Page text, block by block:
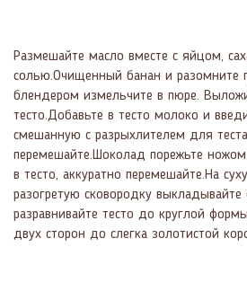
Размешайте масло вместе с яйцом,
солью.Очищенный банан и разомните
блендером измельчите в пюре.
тесто.Добавьте в тесто молоко и
смешанную с разрыхлителем для
перемешайте.Шоколад порежьте
в тесто, аккуратно перемешайте.На
разогретую сковородку выкладывайте
разравнивайте тесто до круглой
двух сторон до слегка золотистой